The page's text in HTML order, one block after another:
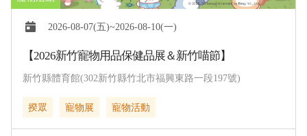
2026-08-07(五)~2026-08-10(一)
【2026新竹寵物用品保健品展＆新竹喵節】
新竹縣體育館(302新竹縣竹北市福興東路一段197號)
揆眾 寵物展 寵物活動